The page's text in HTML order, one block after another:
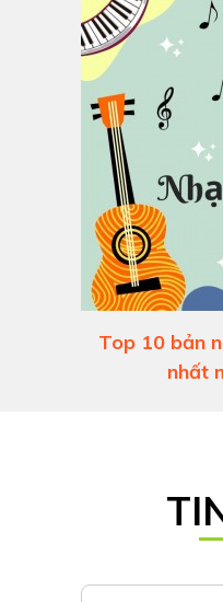
Top 10 bản
nhất